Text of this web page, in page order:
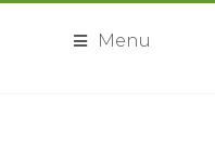
Menu